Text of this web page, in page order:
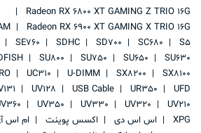
Radeon RX 6800 XT GAMING Z TRIO 16G
Radeon RX 6900 XT GAMING X TRIO 16G
S5
SC680
SD700
SDHC
SE760
SU630
SU650
SU750
SU800
SX8100
SX8200
U-DIMM
UC310
UFD
UR350
USB Cable
UV128
UV210
UV320
UV330
UV350
XPG
اس اس دی اکسس پوینت ام اس